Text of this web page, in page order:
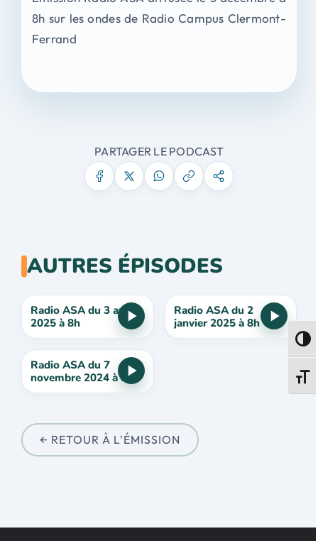
8h sur les ondes de Radio Campus Clermont-
Ferrand
PARTAGER LE PODCAST
AUTRES ÉPISODES
Radio ASA du 3 avril
2025 à 8h
Radio ASA du 2
janvier 2025 à 8h
Radio ASA du 7
novembre 2024 à 8h
← RETOUR À L'ÉMISSION